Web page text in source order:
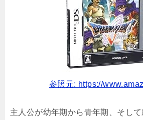
参照元: https://
主人公が幼年期から青年期、そし